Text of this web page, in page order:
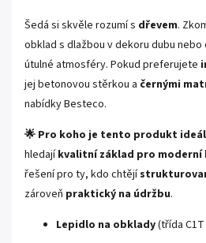
Šedá si skvěle rozumí s dřevem.
obklad s dlažbou v dekoru dubu
útulné atmosféry. Pokud preferujete
jej betonovou stěrkou a černými
nabídky Besteco.
🌟 Pro koho je tento produkt
hledajíkvalitní základ pro moderní
řešení pro ty, kdo chtějí
zároveň praktický na údržbu.
Lepidlo na obklady(třída